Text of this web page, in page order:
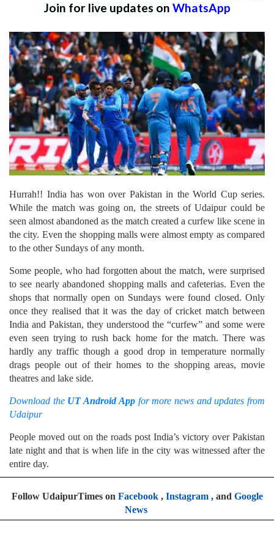
Join for live updates on WhatsApp
Hurrah!! India has won over Pakistan in the World Cup series.
While the match was going on, the streets of Udaipur could be
seen almost abandoned as the match created a curfew like scene in
the city. Even the shopping malls were almost empty as compared
to the other Sundays of any month.
Some people, who had forgotten about the match, were surprised
to see nearly abandoned shopping malls and cafeterias. Even the
shops that normally open on Sundays were found closed. Only
once they realised that it was the day of cricket match between
India and Pakistan, they understood the “curfew” and some were
even seen trying to rush back home for the match. There was
hardly any traffic though a good drop in temperature normally
drags people out of their homes to the shopping areas, movie
theatres and lake side.
Download the UT Android Appfor more news and updates from
Udaipur
People moved out on the roads post India’s victory over Pakistan
late night and that is when life in the city was witnessed after the
entire day.
Follow UdaipurTimes on Facebook, Instagram, and Google
News